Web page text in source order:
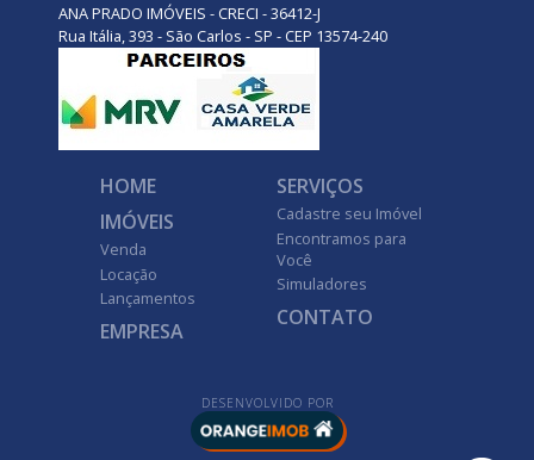
ANA PRADO IMÓVEIS - CRECI - 36412-J
Rua Itália, 393 - São Carlos - SP - CEP 13574-240
HOME
IMÓVEIS
Venda
Locação
Lançamentos
EMPRESA
SERVIÇOS
Cadastre seu Imóvel
Encontramos para
Você
Simuladores
CONTATO
DESENVOLVIDO POR